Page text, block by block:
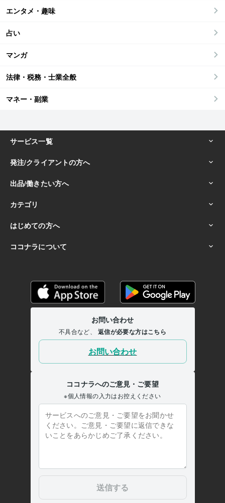
エンタメ・趣味
占い
マンガ
法律・税務・士業全般
マネー・副業